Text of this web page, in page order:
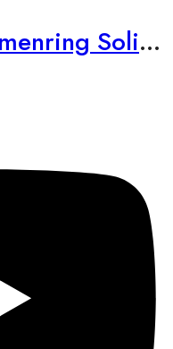
585er Gelbgold Damenring Solitair mit Zirkonia Octagonschliff Gr. 54